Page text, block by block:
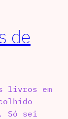
de
livros em
Só sei